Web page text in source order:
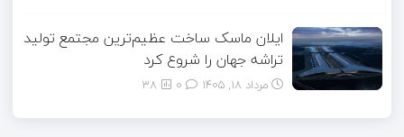
ایلان ماسک ساخت عظیم‌ترین مجتمع تولید
تراشه جهان را شروع کرد
مرداد ۱۸, ۱۴۰۵ 38